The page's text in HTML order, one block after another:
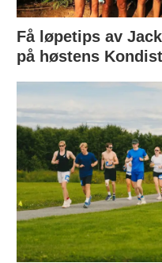
Få løpetips av
på høstens